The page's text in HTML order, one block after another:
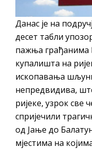
Данас је на
десет табли
пажња грађанима
купалишта на
ископавања
непредвидива,
ријеке, узрок све
спријечили
од Јање до
мјестима на